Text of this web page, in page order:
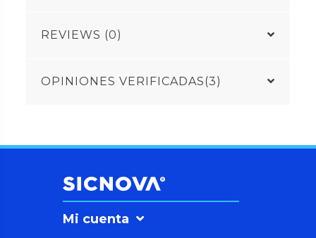
REVIEWS (0)
OPINIONES VERIFICADAS(3)
Mi cuenta